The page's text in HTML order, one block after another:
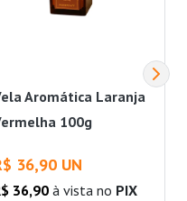
Aromática Laranja
100g
36,90 UN
36,90 à vista no PIX